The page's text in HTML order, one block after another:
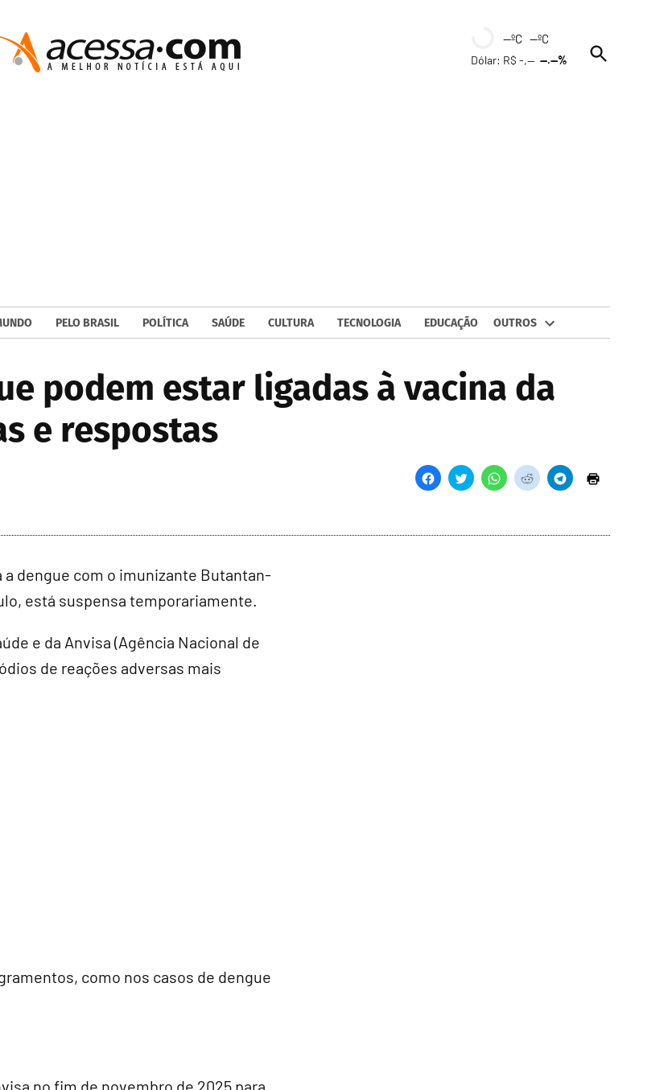
--ºC --ºC
Dólar: R$ -,----.--%
Open
Search
PELO BRASIL POLÍTICA SAÚDE CULTURA TECNOLOGIA EDUCAÇÃO OUTROS
podem estar ligadas à vacina da
e respostas
a dengue com o imunizante Butantan-
está suspensa temporariamente.
e da Anvisa (Agência Nacional de
de reações adversas mais
como nos casos de dengue
no fim de novembro de 2025 para